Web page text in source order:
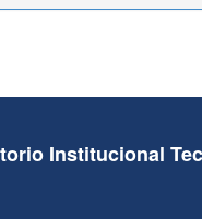
Institucional